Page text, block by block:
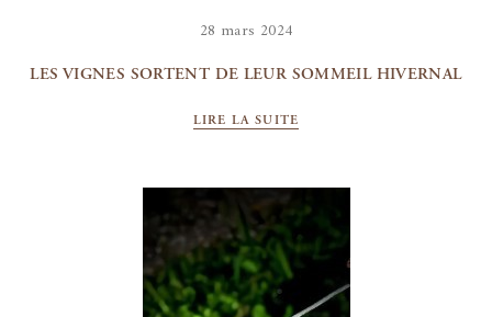
28 mars 2024
LES VIGNES SORTENT DE LEUR SOMMEIL HIVERNAL
LIRE LA SUITE